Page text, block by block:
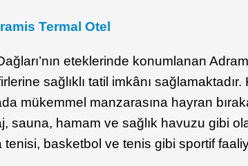
Termal Otel
eteklerinde konumlanan
sağlıklı tatil imkânı
mükemmel manzarasına hayran
sauna, hamam ve sağlık havuzu gibi
tenisi, basketbol ve tenis gibi sportif